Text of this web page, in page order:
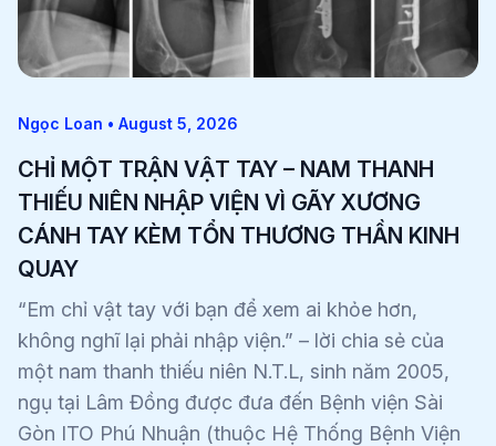
Ngọc Loan • August 5, 2026
CHỈ MỘT TRẬN VẬT TAY – NAM THANH
THIẾU NIÊN NHẬP VIỆN VÌ GÃY XƯƠNG
CÁNH TAY KÈM TỔN THƯƠNG THẦN KINH
QUAY
“Em chỉ vật tay với bạn để xem ai khỏe hơn,
không nghĩ lại phải nhập viện.” – lời chia sẻ của
một nam thanh thiếu niên N.T.L, sinh năm 2005,
ngụ tại Lâm Đồng được đưa đến Bệnh viện Sài
Gòn ITO Phú Nhuận (thuộc Hệ Thống Bệnh Viện